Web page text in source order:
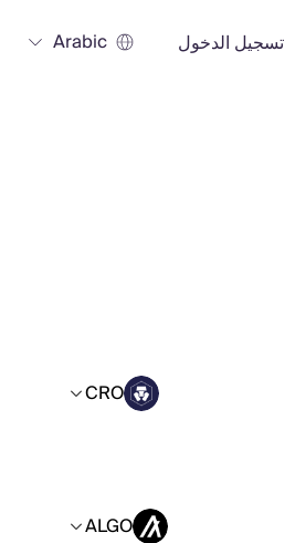
تسجيل الدخول Arabic
CRO
ALGO